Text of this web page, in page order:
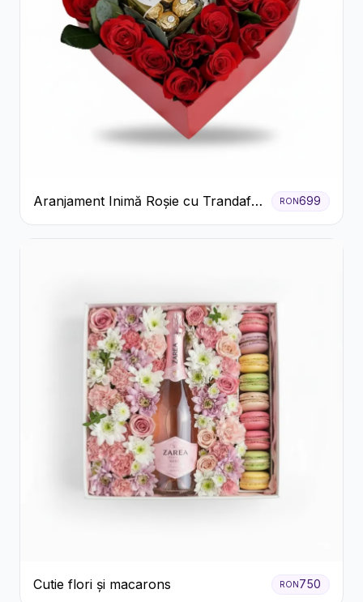
Aranjament Inimă Roșie cu Trandafiri
și Ferrero Rocher Premium
RON699
Cutie flori și macarons RON750